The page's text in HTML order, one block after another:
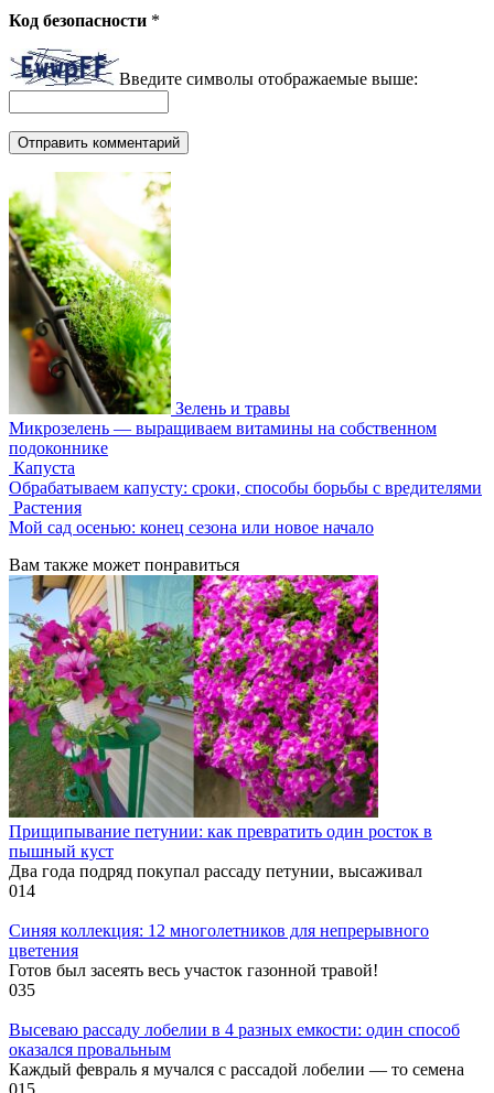
Код безопасности *
Введите символы отображаемые выше:
Зелень и травы
Микрозелень — выращиваем витамины на собственном
подоконнике
Капуста
Обрабатываем капусту: сроки, способы борьбы с вредителями
Растения
Мой сад осенью: конец сезона или новое начало
Вам также может понравиться
Прищипывание петунии: как превратить один росток в
пышный куст
Два года подряд покупал рассаду петунии, высаживал
014
Синяя коллекция: 12 многолетников для непрерывного
цветения
Готов был засеять весь участок газонной травой!
035
Высеваю рассаду лобелии в 4 разных емкости: один способ
оказался провальным
Каждый февраль я мучался с рассадой лобелии — то семена
015